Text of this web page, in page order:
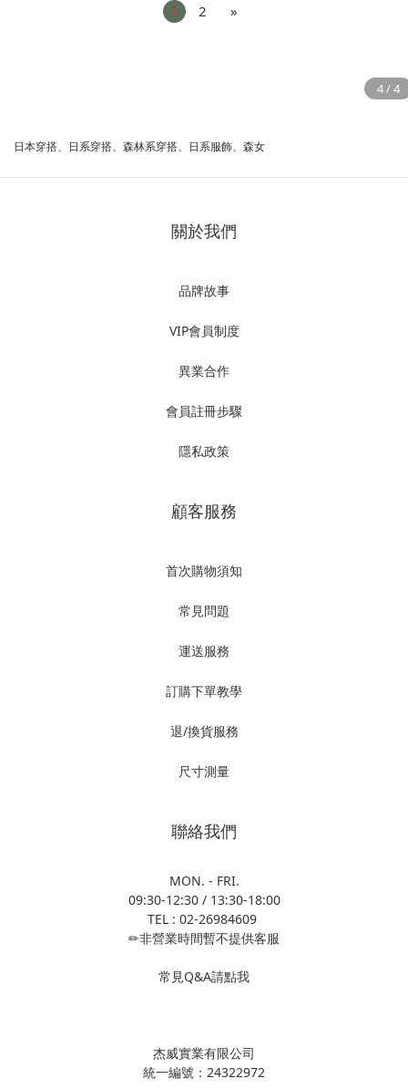
1 2 »
日本穿搭、日系穿搭、森林系穿搭、日系服飾、森女
關於我們
品牌故事
VIP會員制度
異業合作
會員註冊步驟
隱私政策
顧客服務
首次購物須知
常見問題
運送服務
訂購下單教學
退/換貨服務
尺寸測量
聯絡我們
MON. - FRI.
09:30-12:30 / 13:30-18:00
TEL : 02-26984609
✏非營業時間暫不提供客服
常見Q&A請點我
杰威實業有限公司
統一編號：24322972